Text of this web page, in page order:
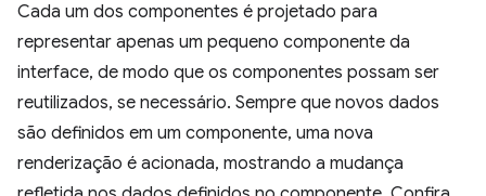
Cada um dos componentes é projetado para
representar apenas um pequeno componente da
interface, de modo que os componentes possam ser
reutilizados, se necessário. Sempre que novos dados
são definidos em um componente, uma nova
renderização é acionada, mostrando a mudança